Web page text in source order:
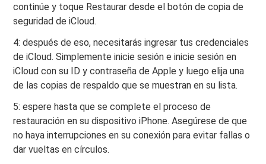
continúe y toque Restaurar desde el botón de copia de
seguridad de iCloud.
4: después de eso, necesitarás ingresar tus credenciales
de iCloud. Simplemente inicie sesión e inicie sesión en
iCloud con su ID y contraseña de Apple y luego elija una
de las copias de respaldo que se muestran en su lista.
5: espere hasta que se complete el proceso de
restauración en su dispositivo iPhone. Asegúrese de que
no haya interrupciones en su conexión para evitar fallas o
dar vueltas en círculos.